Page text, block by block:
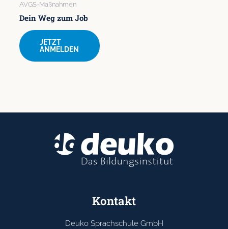
AVGS-Maßnahmen
Dein Weg zum Job
JETZT
ANMELDEN
Kontakt
Deuko Sprachschule GmbH